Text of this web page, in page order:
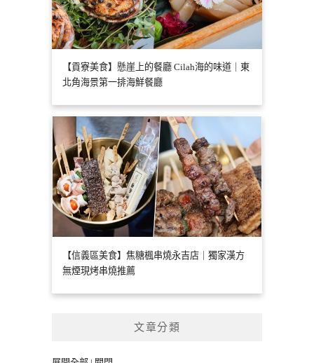
【貢寮美食】懸崖上的餐廳 Cilah海的味道｜東
北角海景第一排海鮮餐廳
【信義區美食】焦糖楓串燒永吉店｜獨家漢方
無煙現烤串燒推薦
文章分類